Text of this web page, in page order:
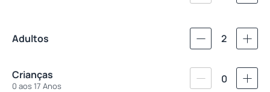
Adultos 2
Crianças
0 aos 17 Anos
0